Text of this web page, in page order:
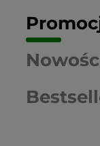
do nas